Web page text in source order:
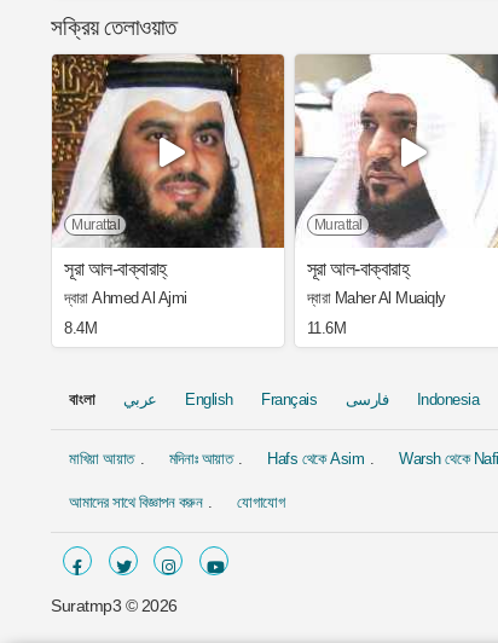
সক্রিয় তেলাওয়াত
Murattal
সূরা আল-বাক্বারাহ্
দ্বারা Ahmed Al Ajmi
8.4M
Murattal
সূরা আল-বাক্বারাহ্
দ্বারা Maher Al Muaiqly
11.6M
বাংলা عربي English Français فارسی Indonesia
মাখিয়া আয়াত মদিনাঃ আয়াত Hafs থেকে Asim Warsh থেকে Nafi
আমাদের সাথে বিজ্ঞাপন করুন যোগাযোগ
Suratmp3 © 2026